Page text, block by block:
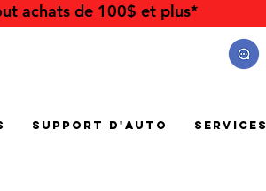
achats de 100$ et plus*
Support d'auto Services